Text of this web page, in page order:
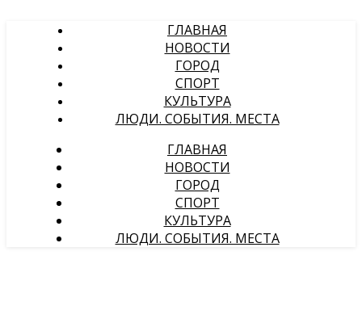
ГЛАВНАЯ
НОВОСТИ
ГОРОД
СПОРТ
КУЛЬТУРА
ЛЮДИ. СОБЫТИЯ. МЕСТА
ГЛАВНАЯ
НОВОСТИ
ГОРОД
СПОРТ
КУЛЬТУРА
ЛЮДИ. СОБЫТИЯ. МЕСТА